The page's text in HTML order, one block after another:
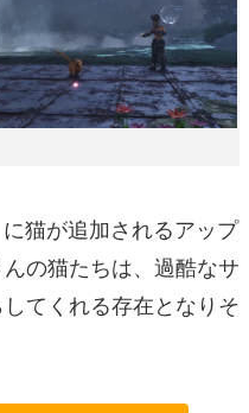
猫が追加されるアップ
の猫たちは、過酷なサ
てくれる存在となりそ